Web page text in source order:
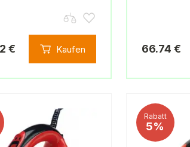
€ Kaufen 66.74 €
Rabatt
5%